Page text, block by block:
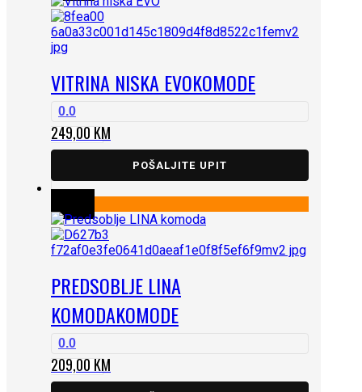
VITRINA NISKA EVOKOMODE
0.0
249,00KM
POŠALJITE UPIT
PREDSOBLJE LINA
KOMODAKOMODE
0.0
209,00KM